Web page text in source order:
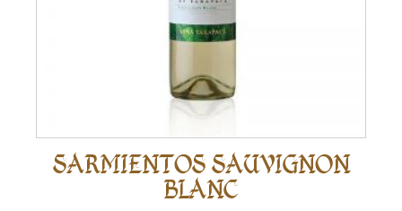
SARMIENTOS SAUVIGNON
BLANC